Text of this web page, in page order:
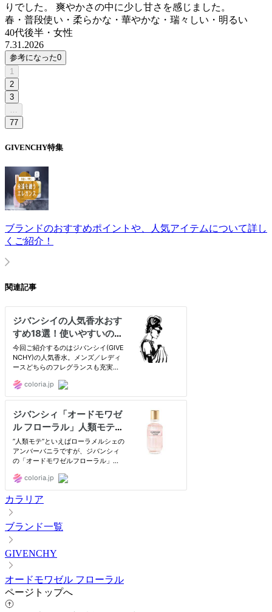
りでした。 爽やかさの中に少し甘さを感じました。
春・普段使い・柔らかな・華やかな・瑞々しい・明るい
40代後半 ・ 女性
7.31.2026
参考になった0
1
2
3
77
GIVENCHY特集
ブランドのおすすめポイントや、人気アイテムについて詳し
くご紹介！
関連記事
カラリア
ブランド一覧
GIVENCHY
オードモワゼル フローラル
ページトップへ